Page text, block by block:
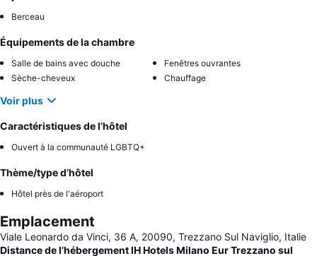
Berceau
Équipements de la chambre
Salle de bains avec douche
Fenêtres ouvrantes
Sèche-cheveux
Chauffage
Voir plus
Caractéristiques de l’hôtel
Ouvert à la communauté LGBTQ+
Thème/type d’hôtel
Hôtel près de l'aéroport
Emplacement
Viale Leonardo da Vinci, 36 A, 20090, Trezzano Sul Naviglio, Italie
Distance de l’hébergement IH Hotels Milano Eur Trezzano sul